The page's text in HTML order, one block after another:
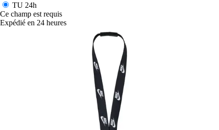
TU 24h
Ce champ est requis
Expédié en 24 heures